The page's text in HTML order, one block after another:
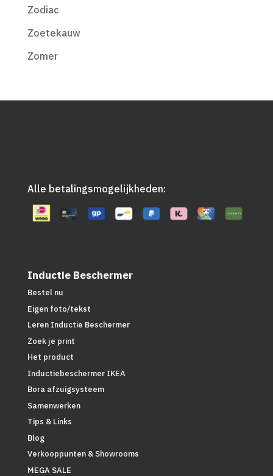
Zodiac
Zoetekauw
Zomer
Alle betalingsmogelijkheden:
Inductie Beschermer
Bestel nu
Eigen foto/tekst
Leren Inductie Beschermer
Zoek je print
Het product
Inductiebeschermer IKEA
Bora afzuigsysteem
Samenwerken
Tips & Links
Blog
Verkooppunten & Showrooms
MEGA SALE